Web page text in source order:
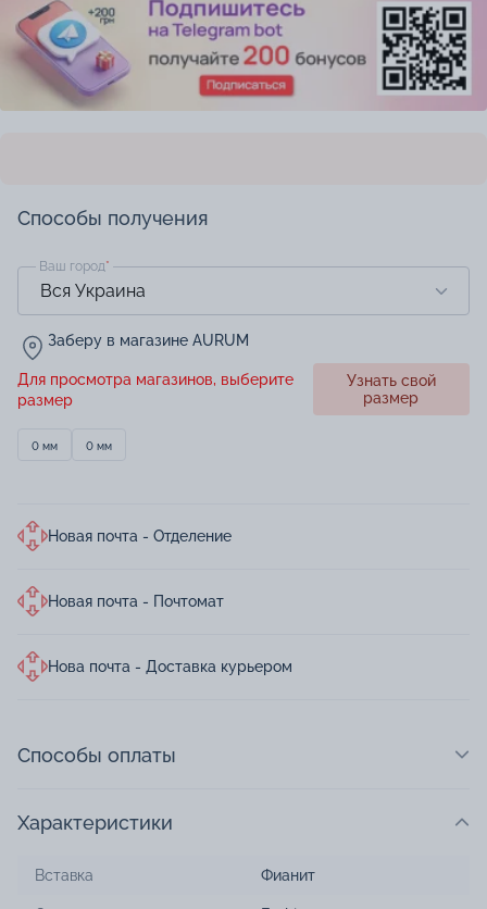
Способы получения
Ваш город*
Заберу в магазине AURUM
Для просмотра магазинов, выберите
размер
Узнать свой
размер
0 мм 0 мм
Новая почта - Отделение
Новая почта - Почтомат
Нова почта - Доставка курьером
Способы оплаты
Характеристики
Вставка Фианит